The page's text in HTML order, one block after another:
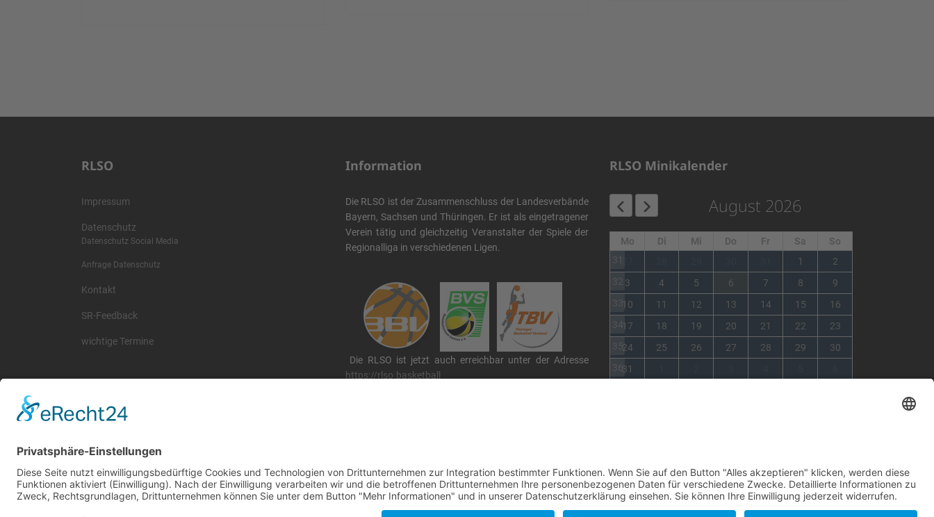
RLSO
Impressum
Datenschutz
Datenschutz Social Media
Anfrage Datenschutz
Kontakt
SR-Feedback
wichtige Termine
Information
Die RLSO ist der Zusammenschluss der Landesverbände
Bayern, Sachsen und Thüringen. Er ist als eingetragener
Verein tätig und gleichzeitig Veranstalter der Spiele der
Regionalliga in verschiedenen Ligen.
Die RLSO ist jetzt auch erreichbar unter der Adresse
https://rlso.basketball
RLSO Minikalender
August 2026
Mo Di Mi Do Fr Sa
So
31
1
2
32 3 4 5 6 7 8
9
3310 11 12 13 14 15
16
3417 18 19 20 21 22
23
3524 25 26 27 28 29
30
3631